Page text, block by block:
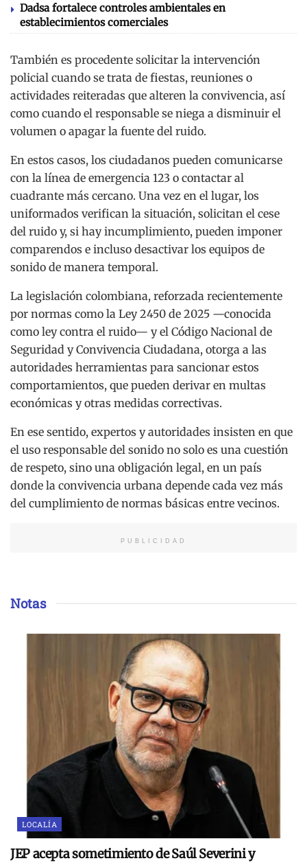
Dadsa fortalece controles ambientales en
establecimientos comerciales
También es procedente solicitar la intervención
policial cuando se trata de fiestas, reuniones o
actividades reiteradas que alteren la convivencia, así
como cuando el responsable se niega a disminuir el
volumen o apagar la fuente del ruido.
En estos casos, los ciudadanos pueden comunicarse
con la línea de emergencia 123 o contactar al
cuadrante más cercano. Una vez en el lugar, los
uniformados verifican la situación, solicitan el cese
del ruido y, si hay incumplimiento, pueden imponer
comparendos e incluso desactivar los equipos de
sonido de manera temporal.
La legislación colombiana, reforzada recientemente
por normas como la Ley 2450 de 2025 —conocida
como ley contra el ruido— y el Código Nacional de
Seguridad y Convivencia Ciudadana, otorga a las
autoridades herramientas para sancionar estos
comportamientos, que pueden derivar en multas
económicas y otras medidas correctivas.
En ese sentido, expertos y autoridades insisten en que
el uso responsable del sonido no solo es una cuestión
de respeto, sino una obligación legal, en un país
donde la convivencia urbana depende cada vez más
del cumplimiento de normas básicas entre vecinos.
PUBLICIDAD
Notas
LOCALÍA
JEP acepta sometimiento de Saúl Severini y